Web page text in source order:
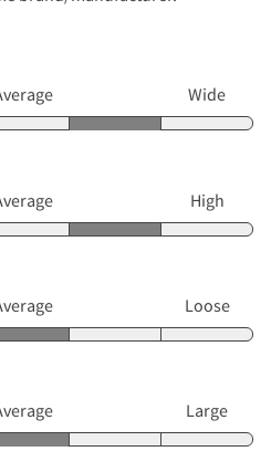
Wide
High
Loose
Large